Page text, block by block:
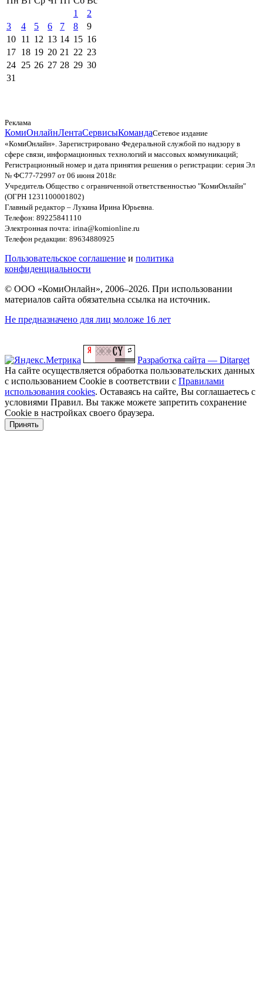
1
2
3
4 5 6 7 8
9
10 11 12 13 14 15 16
17 18 19 20 21 22 23
24 25 26 27 28 29 30
31
Реклама
КомиОнлайнЛентаСервисыКомандаСетевое издание
«КомиОнлайн». Зарегистрировано Федеральной службой по надзору в
сфере связи, информационных технологий и массовых коммуникаций;
Регистрационный номер и дата принятия решения о регистрации: серия Эл
№ ФС77-72997 от 06 июня 2018г.
Учредитель Общество с ограниченной ответственностью "КомиОнлайн"
(ОГРН 1231100001802)
Главный редактор – Лукина Ирина Юрьевна.
Телефон: 89225841110
Электронная почта: irina@komionline.ru
Телефон редакции: 89634880925
Пользовательское соглашение и политика
конфиденциальности
© ООО «КомиОнлайн», 2006–2026. При использовании
материалов сайта обязательна ссылка на источник.
Не предназначено для лиц моложе 16 лет
Разработка сайта — Ditarget
На сайте осуществляется обработка пользовательских данных
с использованием Cookie в соответствии с Правилами
использования cookies. Оставаясь на сайте, Вы соглашаетесь с
условиями Правил. Вы также можете запретить сохранение
Cookie в настройках своего браузера.
Принять